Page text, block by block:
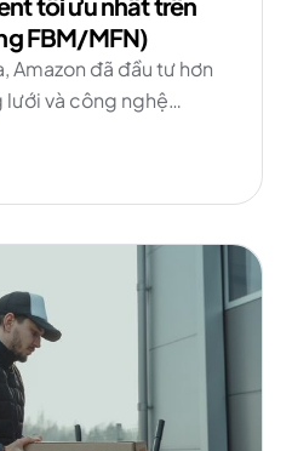
FBM/MFN)
Amazon đã đầu tư hơn
lưới và công nghệ
FBM vào danh mục
nay cùng Sellerwix!